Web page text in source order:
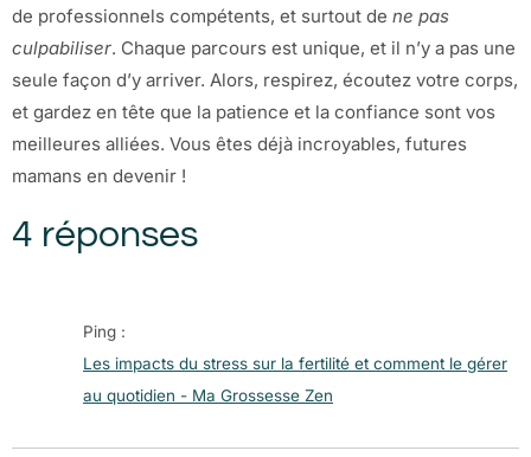
de professionnels compétents, et surtout de ne pas
culpabiliser. Chaque parcours est unique, et il n’y a pas une
seule façon d’y arriver. Alors, respirez, écoutez votre corps,
et gardez en tête que la patience et la confiance sont vos
meilleures alliées. Vous êtes déjà incroyables, futures
mamans en devenir !
4 réponses
Ping :
Les impacts du stress sur la fertilité et comment le gérer
au quotidien - Ma Grossesse Zen